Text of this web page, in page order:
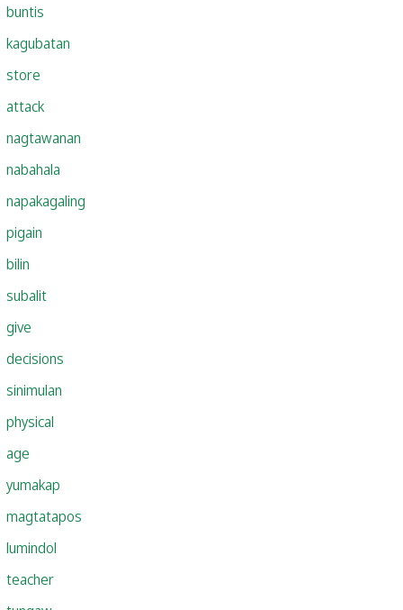
buntis
kagubatan
store
attack
nagtawanan
nabahala
napakagaling
pigain
bilin
subalit
give
decisions
sinimulan
physical
age
yumakap
magtatapos
lumindol
teacher